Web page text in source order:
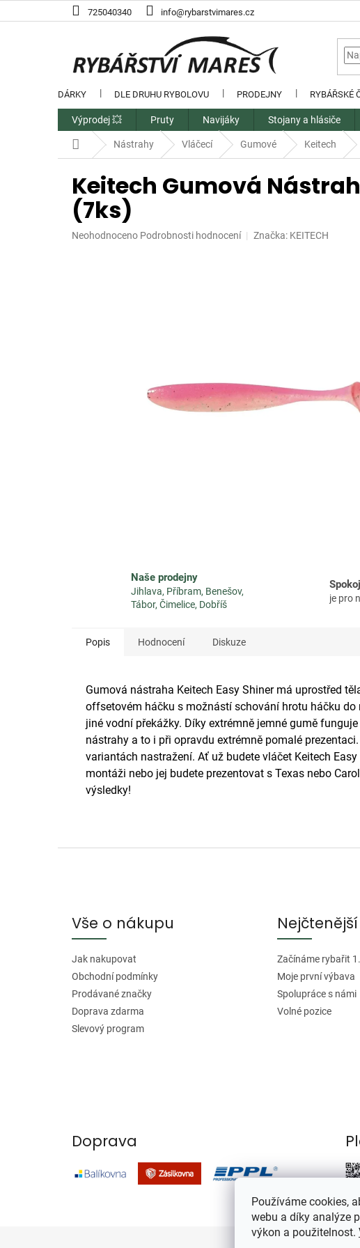
Používáme cookies,
webu a díky analýze
výkon a použitelnost.
na
725040340 info@rybarstvimares.cz
DÁRKY DLE DRUHU RYBOLOVU PRODEJNY RYBÁŘSKÉ
Výprodej 💥 Pruty Navijáky Stojany a hlásiče
Domů Nástrahy Vláčecí Gumové Keitech
Keitech Gumová
(7ks)
Průměrné
Neohodnoceno Podrobnosti hodnocení Značka: KEITECH
Naše prodejny
Jihlava, Příbram, Benešov,
Tábor, Čimelice, Dobříš
je pro
Popis Hodnocení Diskuze
Gumová nástraha Keitech Easy Shiner má uprostřed
offsetovém háčku s možnástí schování hrotu háčku
jiné vodní překážky. Díky extrémně jemné gumě
nástrahy a to i při opravdu extrémně pomalé
variantách nastražení. Ať už budete vláčet Keitech
montáži nebo jej budete prezentovat s Texas nebo
výsledky!
Vše o nákupu
Jak nakupovat
Obchodní podmínky
Prodávané značky
Doprava zdarma
Slevový program
Začínáme rybařit
Moje první výbava
Spolupráce s námi
Volné pozice
Doprava